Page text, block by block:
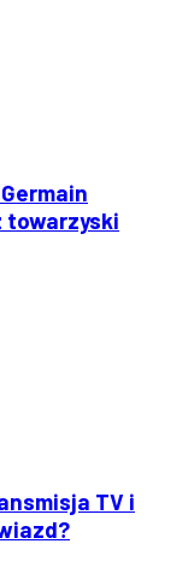
towarzyski
TV i